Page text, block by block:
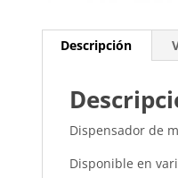
Descripción
Dispensador de
Disponible en